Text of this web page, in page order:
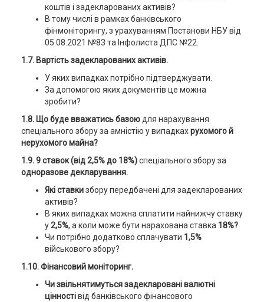
коштів і задекларованих активів?
В тому числі в рамках банківського
фінмоніторингу, з урахуванням Постанови НБУ від
05.08.2021 №83 та Інфолиста ДПС №22.
1.7. Вартість задекларованих активів.
У яких випадках потрібно підтверджувати.
За допомогою яких документів це можна
зробити?
1.8. Що буде вважатись базоюдля нарахування
спеціального збору за амністію у випадкахрухомого й
нерухомого майна?
1.9.9 ставок(від 2,5% до 18%)спеціального збору за
одноразове декларування.
Які ставкизбору передбачені для задекларованих
активів?
В яких випадках можна сплатити найнижчу ставку
у2,5%, а коли може бути нарахована ставка 18%?
Чи потрібно додатково сплачувати 1,5%
військового збору?
1.10.Фінансовий моніторинг.
Чи звільнятимуться задекларовані валютні
цінностівід банківського фінансового